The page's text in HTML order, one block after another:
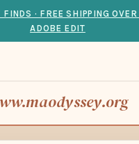
· FREE SHIPPING
ADOBE EDIT